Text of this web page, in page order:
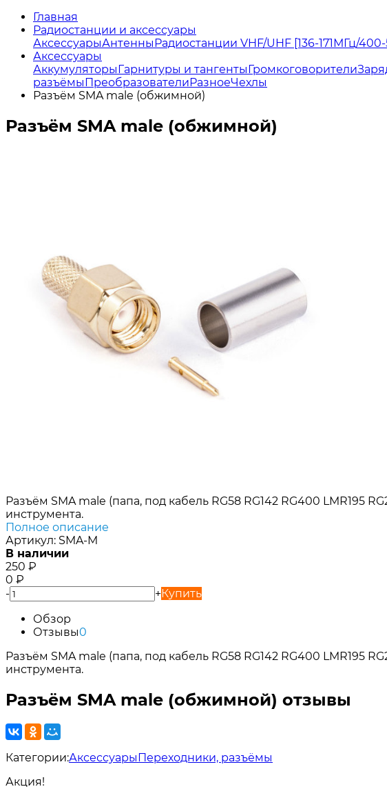
Главная
Радиостанции и аксессуары
АксессуарыАнтенныРадиостанции VHF/UHF [136-171МГц/
Аксессуары
АккумуляторыГарнитуры и тангентыГромкоговорители
разъёмыПреобразователиРазноеЧехлы
Разъём SMA male (обжимной)
Разъём SMA male (обжимной)
Разъём SMA male (папа, под кабель RG58 RG142 RG400
инструмента.
Полное описание
Артикул: SMA-M
В наличии
250 ₽
0 ₽
-
+Купить
Обзор
Отзывы0
Разъём SMA male (папа, под кабель RG58 RG142 RG400
инструмента.
Разъём SMA male (обжимной) отзывы
Категории:АксессуарыПереходники, разъёмы
Акция!